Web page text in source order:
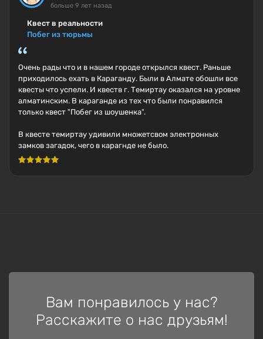
больше 9 лет назад
Квест в реальности
Побег из тюрьмы
Очень рады что и в нашем городе открылся квест. Раньше
приходилось ехать в Караганду. Были в Алмате обошли все
квесты что успели. И квеств г. Темиртау оказался на уровне
алматинским. В караганде из тех что были понравился
только квест "Побег из шоушенка".
В квесте темиртау удивили множетсвом электронных
замков загадок, чего в карагнде не было.
Вам понравилось у нас?
Расскажите о нас друзьям!